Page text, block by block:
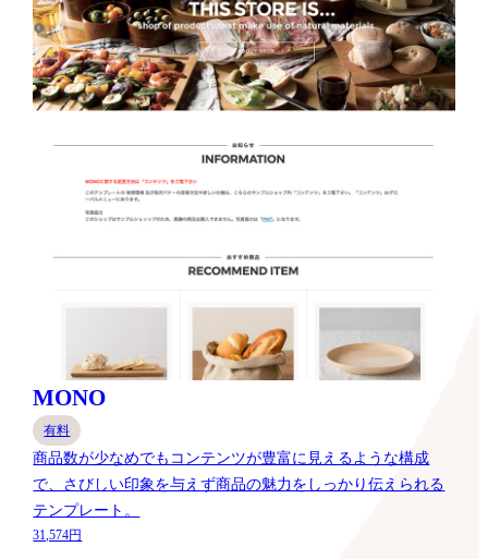
MONO
有料
商品数が少なめでもコンテンツが豊富に見えるような構成
で、さびしい印象を与えず商品の魅力をしっかり伝えられる
テンプレート。
31,574円